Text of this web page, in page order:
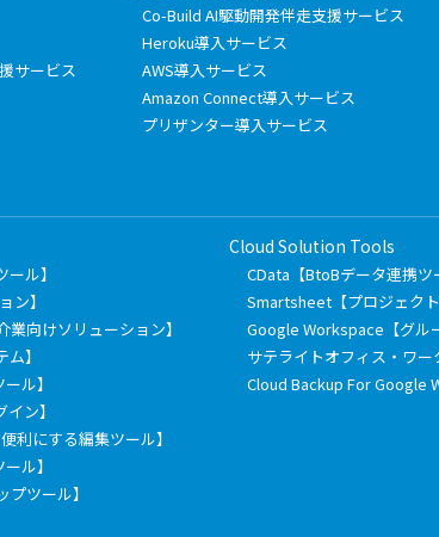
サービス
Co-Build AI駆動開発伴走支援サービス
Heroku導入サービス
AWS導入サービス
Amazon Connect導入サービス
プリザンター導入サービス
ル】
ン】
向けソリューション】
】
ル】
ン】
利にする編集ツール】
ル】
ツール】
Cloud Solution Tools
CData【BtoBデータ連携ツ
Smartsheet【プロジェクト
Google Workspace【グル
サテライトオフィス・ワー
Cloud Backup For Google